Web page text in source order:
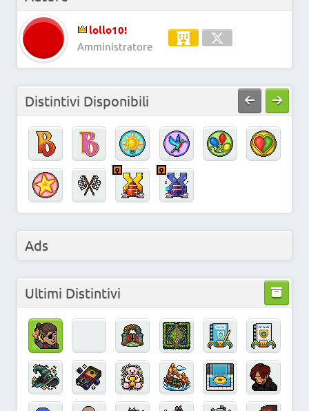
lollo10!
Amministratore
Distintivi Disponibili
Ads
Ultimi Distintivi